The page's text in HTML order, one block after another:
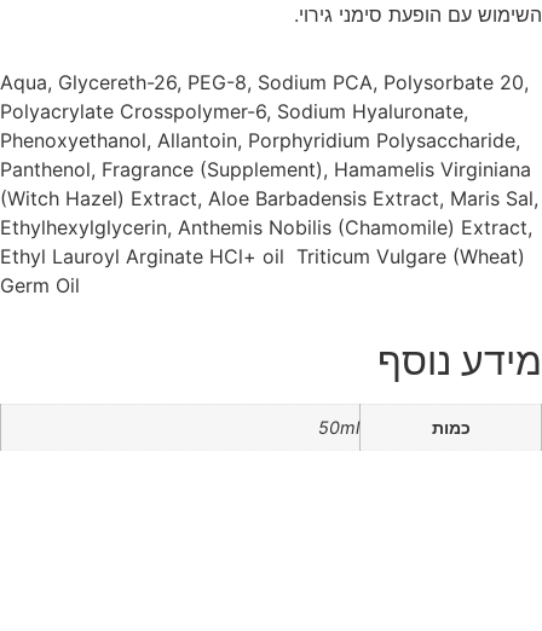
השימוש עם הופעת סימני גירוי.
Aqua, Glycereth-26, PEG-8, Sodium PCA, Polysorbate 20,
Polyacrylate Crosspolymer-6, Sodium Hyaluronate,
Phenoxyethanol, Allantoin, Porphyridium Polysaccharide,
Panthenol, Fragrance (Supplement), Hamamelis Virginiana
(Witch Hazel) Extract, Aloe Barbadensis Extract, Maris Sal,
Ethylhexylglycerin, Anthemis Nobilis (Chamomile) Extract,
Ethyl Lauroyl Arginate HCl+ oil Triticum Vulgare (Wheat)
Germ Oil
מידע נוסף
כמות 50ml